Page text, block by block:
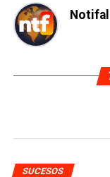
SUCESOS